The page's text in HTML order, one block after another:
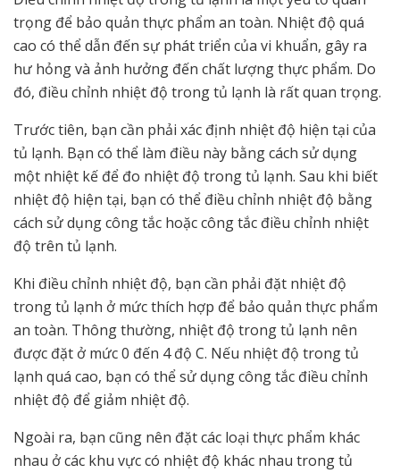
trọng để bảo quản thực phẩm an toàn. Nhiệt độ quá
cao có thể dẫn đến sự phát triển của vi khuẩn, gây ra
hư hỏng và ảnh hưởng đến chất lượng thực phẩm. Do
đó, điều chỉnh nhiệt độ trong tủ lạnh là rất quan trọng.
Trước tiên, bạn cần phải xác định nhiệt độ hiện tại của
tủ lạnh. Bạn có thể làm điều này bằng cách sử dụng
một nhiệt kế để đo nhiệt độ trong tủ lạnh. Sau khi biết
nhiệt độ hiện tại, bạn có thể điều chỉnh nhiệt độ bằng
cách sử dụng công tắc hoặc công tắc điều chỉnh nhiệt
độ trên tủ lạnh.
Khi điều chỉnh nhiệt độ, bạn cần phải đặt nhiệt độ
trong tủ lạnh ở mức thích hợp để bảo quản thực phẩm
an toàn. Thông thường, nhiệt độ trong tủ lạnh nên
được đặt ở mức 0 đến 4 độ C. Nếu nhiệt độ trong tủ
lạnh quá cao, bạn có thể sử dụng công tắc điều chỉnh
nhiệt độ để giảm nhiệt độ.
Ngoài ra, bạn cũng nên đặt các loại thực phẩm khác
nhau ở các khu vực có nhiệt độ khác nhau trong tủ